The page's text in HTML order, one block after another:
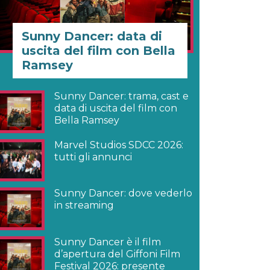
Sunny Dancer: data di
uscita del film con Bella
Ramsey
Sunny Dancer: trama, cast e
data di uscita del film con
Bella Ramsey
Marvel Studios SDCC 2026:
tutti gli annunci
Sunny Dancer: dove vederlo
in streaming
Sunny Dancer è il film
d’apertura del Giffoni Film
Festival 2026: presente